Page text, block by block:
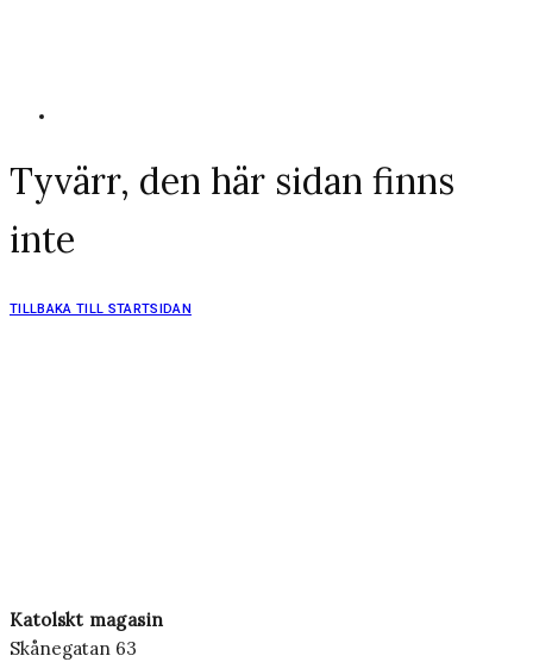
Tyvärr, den här sidan finns
inte
TILLBAKA TILL STARTSIDAN
Katolskt magasin
Skånegatan 63